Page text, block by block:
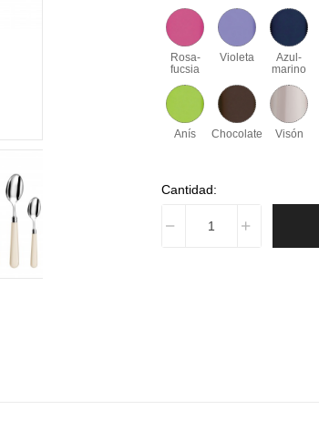
Rosa-
fucsia
Violeta
Azul-
marino
Anís Chocolate Visón
Cantidad: